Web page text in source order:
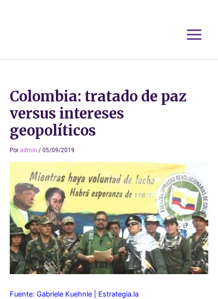
Colombia: tratado de paz
versus intereses
geopolíticos
Por admin / 05/09/2019
Fuente: Gabriele Kuehnle | Estrategia.la